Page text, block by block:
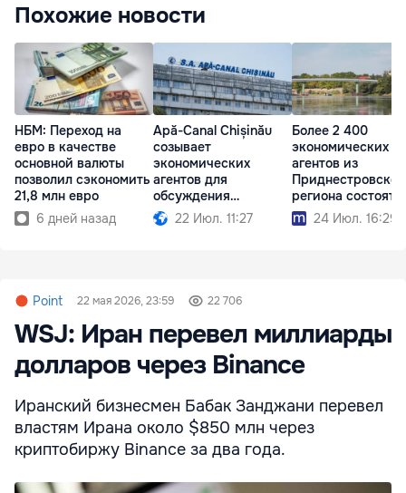
Похожие новости
НБМ: Переход на
евро в качестве
основной валюты
позволил сэкономить
21,8 млн евро
6 дней назад
Apă-Canal Chișinău
созывает
экономических
агентов для
обсуждения
необходимых мер
22 Июл. 11:27
Более 2 400
экономических
агентов из
региона состоят
учёте в АГУ
24 Июл. 16:29
Point 22 мая 2026, 23:59 22 706
WSJ: Иран перевел миллиарды
долларов через Binance
Иранский бизнесмен Бабак Занджани перевел
властям Ирана около $850 млн через
криптобиржу Binance за два года.